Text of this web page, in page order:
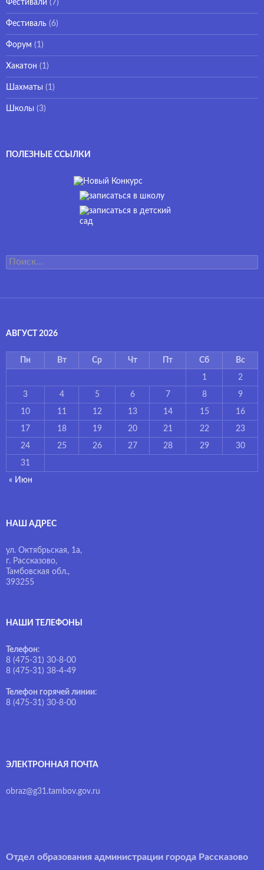
Фестивали (7)
Фестиваль (6)
Форум (1)
Хакатон (1)
Шахматы (1)
Школы (3)
ПОЛЕЗНЫЕ ССЫЛКИ
Найти:
АВГУСТ 2026
Пн Вт Ср Чт Пт Сб Вс
1 2
3 4 5 6 7 8 9
10 11 12 13 14 15 16
17 18 19 20 21 22 23
24 25 26 27 28 29 30
31
« Июн
НАШ АДРЕС
ул. Октябрьская, 1а,
г. Рассказово,
Тамбовская обл.,
393255
НАШИ ТЕЛЕФОНЫ
Телефон:
8 (475-31) 30-8-00
8 (475-31) 38-4-49
Телефон горячей линии:
8 (475-31) 30-8-00
ЭЛЕКТРОННАЯ ПОЧТА
obraz@g31.tambov.gov.ru
Отдел образования администрации города Рассказово